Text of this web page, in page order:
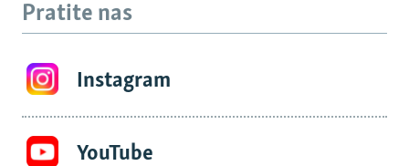
Pratite nas
Instagram
YouTube